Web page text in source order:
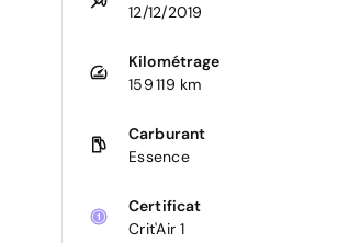
12/12/2019
Kilométrage
159 119 km
Carburant
Essence
Certificat
Crit'Air 1